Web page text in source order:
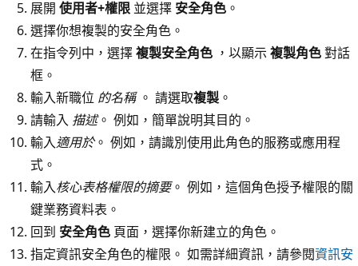
展開 使用者+權限 並選擇 安全角色 。
選擇你想複製的安全角色。
在指令列中，選擇複製安全角色 ，以顯示 複製角色對話
框。
輸入新職位 的名稱。 請選取複製 。
請輸入 描述。 例如，簡單說明其目的。
輸入適用於。 例如，請識別使用此角色的服務或應用程
式。
輸入核心表格權限的摘要。 例如，這個角色授予權限的關
鍵業務資料表。
回到 安全角色 頁面，選擇你新建立的角色。
指定資訊安全角色的權限。 如需詳細資訊，請參閱資訊安